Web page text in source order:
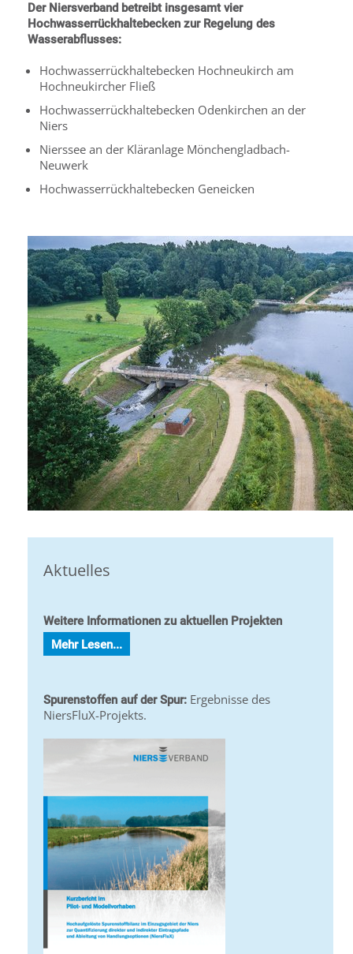
Der Niersverband betreibt insgesamt vier
Hochwasserrückhaltebecken zur Regelung des
Wasserabflusses:
Hochwasserrückhaltebecken Hochneukirch am
Hochneukircher Fließ
Hochwasserrückhaltebecken Odenkirchen an der
Niers
Nierssee an der Kläranlage Mönchengladbach-
Neuwerk
Hochwasserrückhaltebecken Geneicken
Aktuelles
Weitere Informationen zu aktuellen Projekten
Mehr Lesen...
Spurenstoffen auf der Spur: Ergebnisse des
NiersFluX-Projekts.